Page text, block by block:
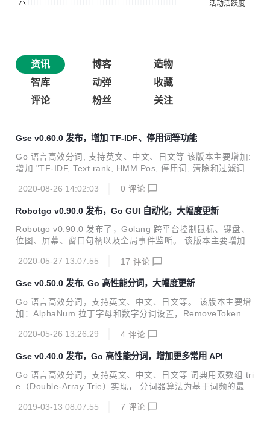
资讯 博客
造物
智库
动弹
收藏
评论
粉丝 关注
Gse v0.60.0 发布，增加 TF-IDF、停用词等功能
Go 语言高效分词, 支持英文、中文、日文等 该版本主要增加:
增加 "TF-IDF, Text rank, HMM Pos, 停用词, 清除和过滤词支
venshtein 等功能 增加更多示例、测试和 benchmark 代码以
v0.60.0 is released, Go text segmentation and NLP; Add
"TF-IDF, Text rank, HMM, Stop word, Tri...
2020-08-26 14:02:03 0 评论
Robotgo v0.90.0 发布，Go GUI 自动化，大幅度更新
Robotgo v0.90.0 发布了，Golang 跨平台控制鼠标、键盘、
位图、屏幕、窗口句柄以及全局事件监听。 该版本主要增加：
无需 type 转换, 支持 windows non-POSIX gcc; Linux 下 Ty
em scale 支持, 导出并增加更多 keycode 支持, 更多 win32
方法导出等一些列的大更新。 增加更多示例、测试代码, 支持
Linux 测试和 Github Actions, 修复 b...
2020-05-27 13:07:55 17 评论
Gse v0.50.0 发布, Go 高性能分词，大幅度更新
Go 语言高效分词，支持英文、中文、日文等。 该版本主要增
加：AlphaNum 拉丁字母和数字分词设置，RemoveToken，
格，TextFreq 设置默认加载 frenquency，cutDAGNoHMM
增加更多示例、测试和 benchmark 代码, 修复 bug。 项目地
址：https://github.com/go-ego/gse Nisqually Glacier Add a
dd alphanum split words support use...
2020-05-26 13:26:29 4 评论
Gse v0.40.0 发布，Go 高性能分词，增加更多常用 API
Go 语言高效分词，支持英文、中文、日文等 词典用双数组 tri
e（Double-Array Trie）实现， 分词器算法为基于词频的最短
基本和结巴分词保持一致. 支持普通、搜索引擎、全模式、精
2019-03-13 08:07:55 7 评论